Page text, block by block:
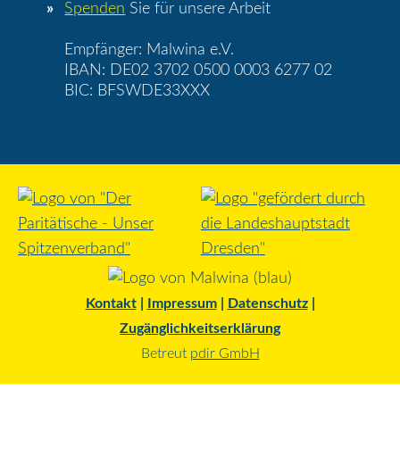
Spenden Sie für unsere Arbeit
Empfänger: Malwina e.V.
IBAN: DE02 3702 0500 0003 6277 02
BIC: BFSWDE33XXX
Kontakt| Impressum| Datenschutz|
Zugänglichkeitserklärung
Betreut pdir GmbH